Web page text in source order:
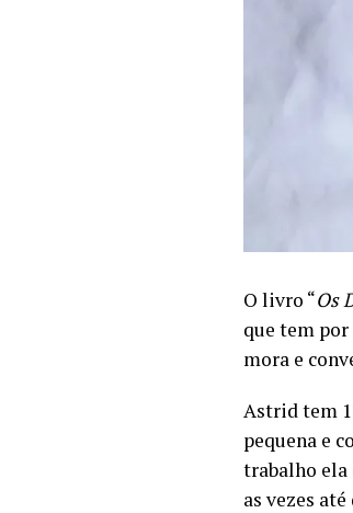
O livro “Os
que tem por
mora e
Astrid tem
pequena e
trabalho ela
as vezes